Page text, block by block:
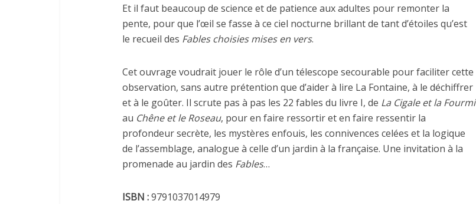
Et il faut beaucoup de science et de patience aux adultes pour remonter la
pente, pour que l’œil se fasse à ce ciel nocturne brillant de tant d’étoiles qu’est
le recueil des Fables choisies mises en vers.
Cet ouvrage voudrait jouer le rôle d’un télescope secourable pour faciliter cette
observation, sans autre prétention que d’aider à lire La Fontaine, à le déchiffrer
et à le goûter. Il scrute pas à pas les 22 fables du livre I, de La Cigale et la Fourmi
au Chêne et le Roseau, pour en faire ressortir et en faire ressentir la
profondeur secrète, les mystères enfouis, les connivences celées et la logique
de l’assemblage, analogue à celle d’un jardin à la française. Une invitation à la
promenade au jardin des Fables…
ISBN :9791037014979